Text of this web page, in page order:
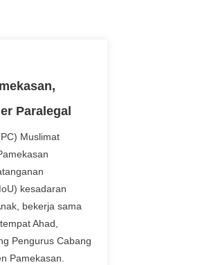
Paralegal
Muslimat
kesadaran
bekerja sama
Ahad,
Pengurus Cabang
Pamekasan.